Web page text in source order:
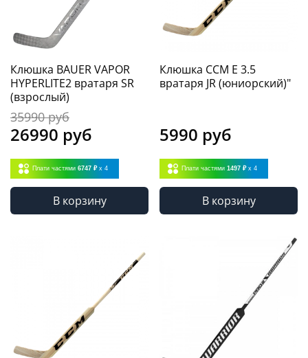
Клюшка BAUER VAPOR
HYPERLITE2 вратаря SR
(взрослый)
35990 руб
26990 руб
Плати частями 6747 ₽ x 4
В корзину
Клюшка CCM E 3.5
вратаря JR (юниорский)"
5990 руб
Плати частями 1497 ₽ x 4
В корзину